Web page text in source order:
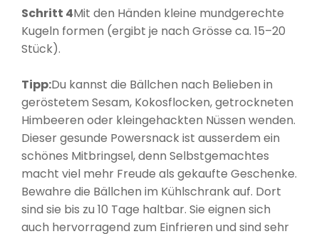
Schritt 4Mit den Händen kleine mundgerechte
Kugeln formen (ergibt je nach Grösse ca. 15–20
Stück).
Tipp:Du kannst die Bällchen nach Belieben in
geröstetem Sesam, Kokosflocken, getrockneten
Himbeeren oder kleingehackten Nüssen wenden.
Dieser gesunde Powersnack ist ausserdem ein
schönes Mitbringsel, denn Selbstgemachtes
macht viel mehr Freude als gekaufte Geschenke.
Bewahre die Bällchen im Kühlschrank auf. Dort
sind sie bis zu 10 Tage haltbar. Sie eignen sich
auch hervorragend zum Einfrieren und sind sehr